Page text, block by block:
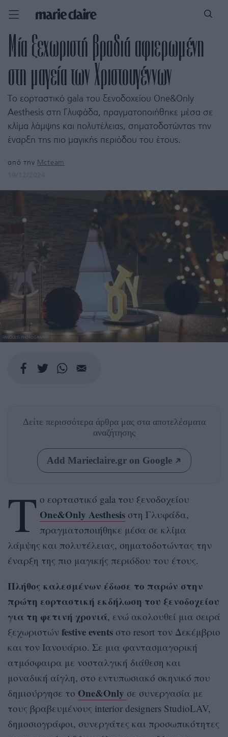
Μία ξεχωριστή βραδιά αφιερωμένη
στη μαγεία των Χριστουγέννων
Το εορταστικό gala του ξενοδοχείου One&Only
Aesthesis στη Γλυφάδα, πραγματοποιήθηκε μέσα σε
κλίμα λάμψης και πολυτέλειας, σηματοδοτώντας την
έναρξη της πιο μαγικής περιόδου του έτους.
από την Mcteam
PANOULIS PHOTOGRAPHY
Δείτε περισσότερα άρθρα μας στα αποτελέσματα
αναζήτησης
Add Marieclaire.gr on Google
Τ ο εορταστικό gala του ξενοδοχείου
One&Only Aesthesisστη Γλυφάδα,
πραγματοποιήθηκε μέσα σε κλίμα
λάμψης και πολυτέλειας, σηματοδοτώντας την
έναρξη της πιο μαγικής περιόδου του έτους.
Πλήθος καλεσμένων έδωσε το παρών στην
πρώτη εορταστική εκδήλωση του ξενοδοχείου
για τη φετινή χρονιά, ενώ ακολουθεί μια σειρά
ξεχωριστών festive events στο resort τον Δεκέμβριο
και τον Ιανουάριο. Σε μια φαντασμαγορική
ατμόσφαιρα με νοσταλγική διάθεση και
μοναδική αίγλη, στο εντυπωσιακό σκηνικό που
δημιούργησε το One&Only σε συνεργασία με
τους βραβευμένους interior designers StudioLAV,
δημοσιογράφοι, συνεργάτες και προσωπικότητες